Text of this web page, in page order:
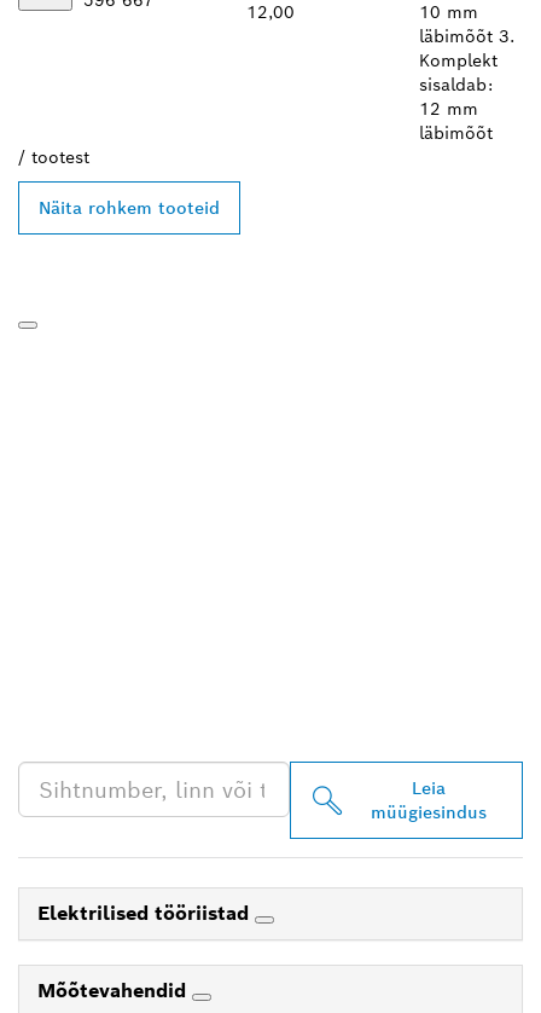
12,00
10 mm
läbimõõt 3.
Komplekt
sisaldab:
12 mm
läbimõõt
/ tootest
Näita rohkem tooteid
Leia
müügiesindus
Elektrilised tööriistad
Mõõtevahendid